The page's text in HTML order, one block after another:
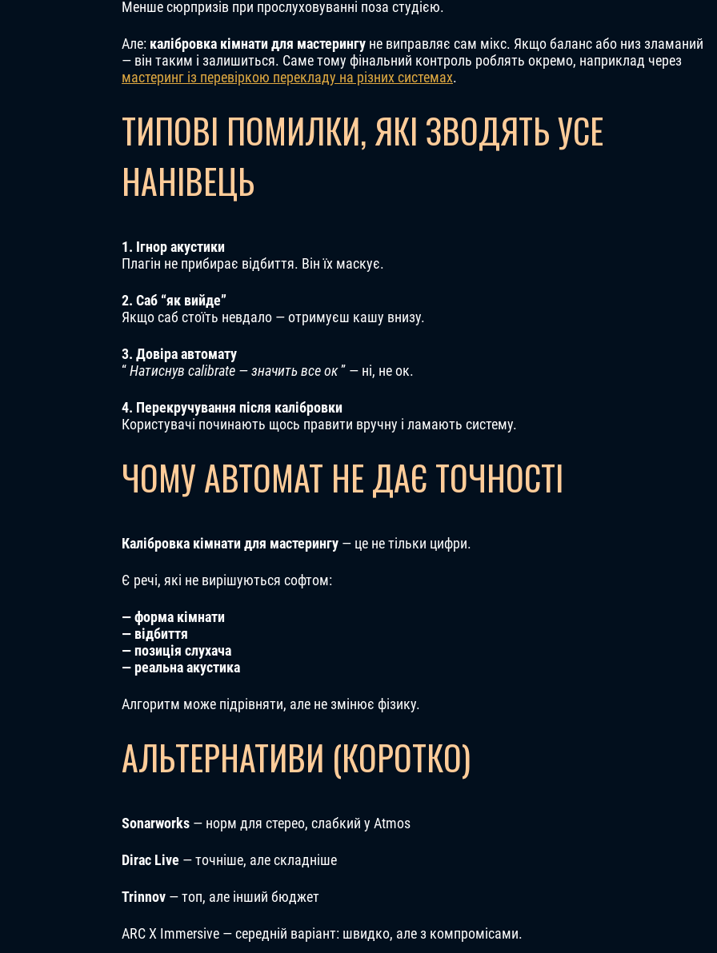
Менше сюрпризів при прослуховуванні поза студією.
Але: калібровка кімнати для мастерингу не виправляє сам мікс. Якщо баланс або низ зламаний
— він таким і залишиться. Саме тому фінальний контроль роблять окремо, наприклад через
мастеринг із перевіркою перекладу на різних системах.
ТИПОВІ ПОМИЛКИ, ЯКІ ЗВОДЯТЬ УСЕ
НАНІВЕЦЬ
1. Ігнор акустики
Плагін не прибирає відбиття. Він їх маскує.
2. Саб “як вийде”
Якщо саб стоїть невдало — отримуєш кашу внизу.
3. Довіра автомату
“Натиснув calibrate — значить все ок” — ні, не ок.
4. Перекручування після калібровки
Користувачі починають щось правити вручну і ламають систему.
ЧОМУ АВТОМАТ НЕ ДАЄ ТОЧНОСТІ
Калібровка кімнати для мастерингу — це не тільки цифри.
Є речі, які не вирішуються софтом:
— форма кімнати
— відбиття
— позиція слухача
— реальна акустика
Алгоритм може підрівняти, але не змінює фізику.
АЛЬТЕРНАТИВИ (КОРОТКО)
Sonarworks — норм для стерео, слабкий у Atmos
Dirac Live — точніше, але складніше
Trinnov — топ, але інший бюджет
ARC X Immersive — середній варіант: швидко, але з компромісами.